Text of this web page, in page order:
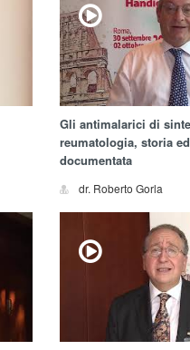
Gli antimalarici di
reumatologia, storia
documentata
dr. Roberto Gorla